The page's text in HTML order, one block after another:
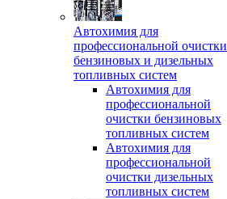
Автохимия для
профессиональной очистки
бензиновых и дизельных
топливных систем
Автохимия для
профессиональной
очистки бензиновых
топливных систем
Автохимия для
профессиональной
очистки дизельных
топливных систем